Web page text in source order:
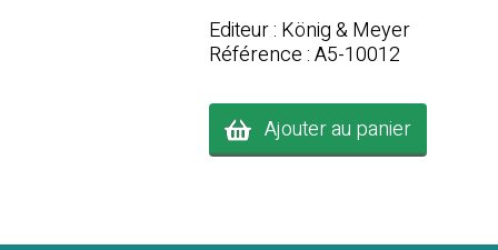
Editeur : König & Meyer
Référence : A5-10012
Ajouter au panier